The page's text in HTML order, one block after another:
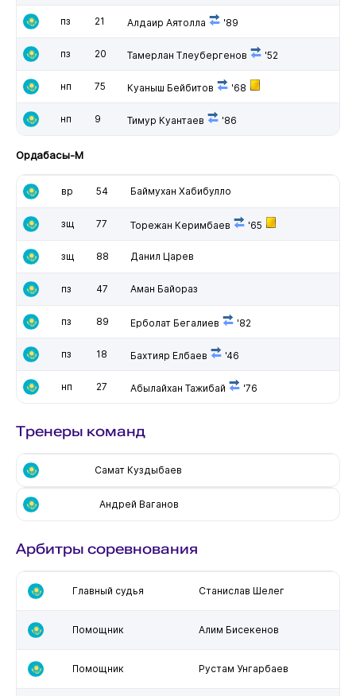
пз 21 Алдаир Аятолла '89
пз 20 Тамерлан Тлеубергенов '52
нп 75 Куаныш Бейбитов '68
нп 9 Тимур Куантаев '86
Ордабасы-М
вр 54 Баймухан Хабибулло
зщ 77 Торежан Керимбаев '65
зщ 88 Данил Царев
пз 47 Аман Байораз
пз 89 Ерболат Бегалиев '82
пз 18 Бахтияр Елбаев '46
нп 27 Абылайхан Тажибай '76
Тренеры команд
Самат Куздыбаев
Андрей Ваганов
Арбитры соревнования
Главный судья Станислав Шелег
Помощник Алим Бисекенов
Помощник Рустам Унгарбаев